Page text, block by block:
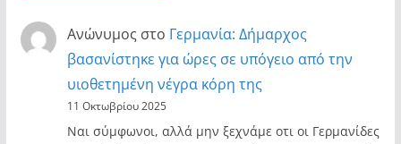
Ανώνυμος στο Γερμανία: Δήμαρχος
βασανίστηκε για ώρες σε υπόγειο από την
υιοθετημένη νέγρα κόρη της
11 Οκτωβρίου 2025
Ναι σύμφωνοι, αλλά μην ξεχνάμε οτι οι Γερμανίδες